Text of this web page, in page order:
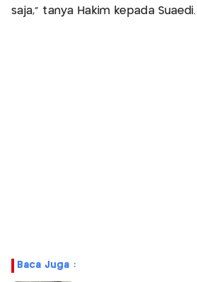
saja," tanya Hakim kepada Suaedi.
Baca Juga :